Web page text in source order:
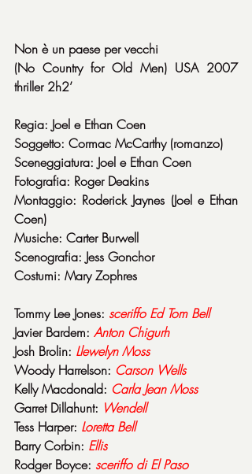
Non è un paese per vecchi
(No Country for Old Men) USA 2007
thriller 2h2’
Regia: Joel e Ethan Coen
Soggetto: Cormac McCarthy (romanzo)
Sceneggiatura: Joel e Ethan Coen
Fotografia: Roger Deakins
Montaggio: Roderick Jaynes (Joel e Ethan
Coen)
Musiche: Carter Burwell
Scenografia: Jess Gonchor
Costumi: Mary Zophres
Tommy Lee Jones: sceriffo Ed Tom Bell
Javier Bardem: Anton Chigurh
Josh Brolin: Llewelyn Moss
Woody Harrelson: Carson Wells
Kelly Macdonald: Carla Jean Moss
Garret Dillahunt: Wendell
Tess Harper: Loretta Bell
Barry Corbin: Ellis
Rodger Boyce: sceriffo di El Paso